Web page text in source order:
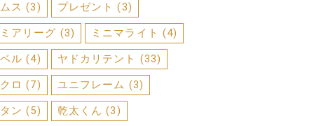
ス (3) プレゼント (3)
アリーグ (3) ミニマライト (4)
ル (4) ヤドカリテント (33)
ロ (7) ユニフレーム (3)
ン (5) 乾太くん (3)